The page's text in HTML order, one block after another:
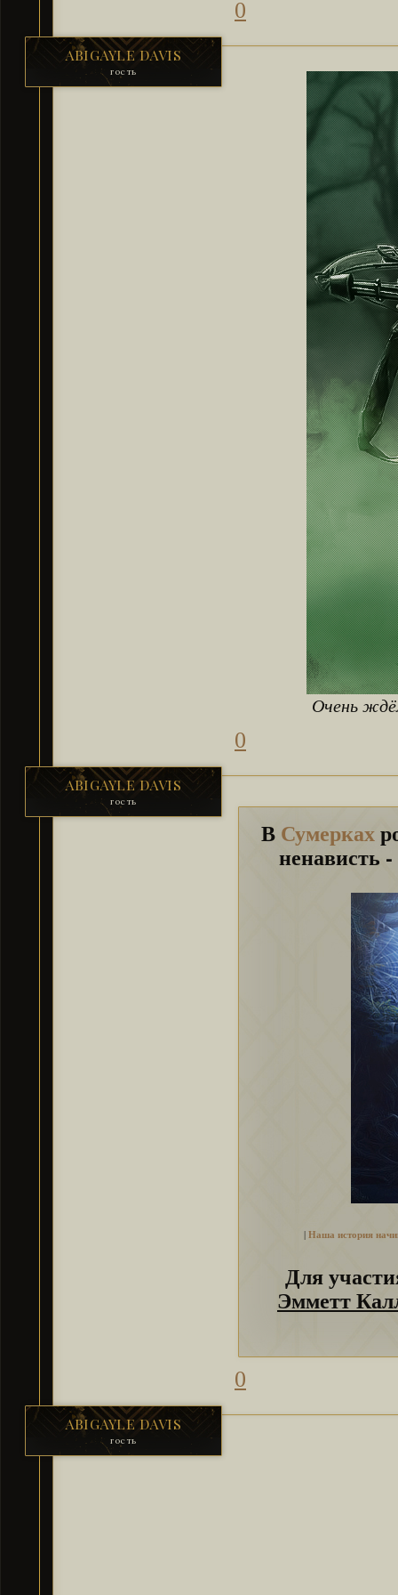
0
ABIGAYLE DAVIS
гость
Очень
0
ABIGAYLE DAVIS
гость
В Сумерках
ненависть
|Наша история
Для
Эмметт
0
ABIGAYLE DAVIS
гость